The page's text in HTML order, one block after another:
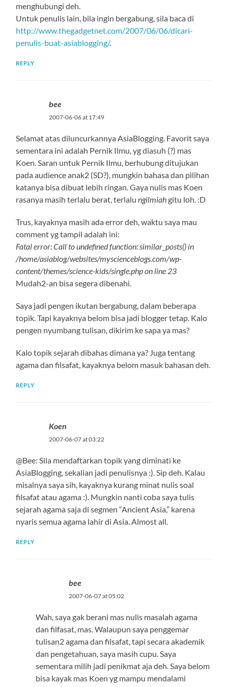
menghubungi deh.
Untuk penulis lain, bila ingin bergabung, sila baca di
http://www.thegadgetnet.com/2007/06/06/dicari-
penulis-buat-asiablogging/.
REPLY
bee
2007-06-06 at 17:49
Selamat atas diluncurkannya AsiaBlogging. Favorit saya
sementara ini adalah Pernik Ilmu, yg diasuh (?) mas
Koen. Saran untuk Pernik Ilmu, berhubung ditujukan
pada audience anak2 (SD?), mungkin bahasa dan pilihan
katanya bisa dibuat lebih ringan. Gaya nulis mas Koen
rasanya masih terlalu berat, terlalungilmiahgitu loh. :D
Trus, kayaknya masih ada error deh, waktu saya mau
comment yg tampil adalah ini:
Fatal error: Call to undefined function: similar_posts() in
/home/asiablog/websites/myscienceblogs.com/wp-
content/themes/science-kids/single.php on line 23
Mudah2-an bisa segera dibenahi.
Saya jadi pengen ikutan bergabung, dalam beberapa
topik. Tapi kayaknya belom bisa jadi blogger tetap. Kalo
pengen nyumbang tulisan, dikirim ke sapa ya mas?
Kalo topik sejarah dibahas dimana ya? Juga tentang
agama dan filsafat, kayaknya belom masuk bahasan deh.
REPLY
Koen
2007-06-07 at 03:22
@Bee: Sila mendaftarkan topik yang diminati ke
AsiaBlogging, sekalian jadi penulisnya :). Sip deh. Kalau
misalnya saya sih, kayaknya kurang minat nulis soal
filsafat atau agama :). Mungkin nanti coba saya tulis
sejarah agama saja di segmen “Ancient Asia,” karena
nyaris semua agama lahir di Asia. Almost all.
REPLY
bee
2007-06-07 at 05:02
Wah, saya gak berani mas nulis masalah agama
dan filfasat, mas. Walaupun saya penggemar
tulisan2 agama dan filsafat, tapi secara akademik
dan pengetahuan, saya masih cupu. Saya
sementara milih jadi penikmat aja deh. Saya belom
bisa kayak mas Koen yg mampu mendalami